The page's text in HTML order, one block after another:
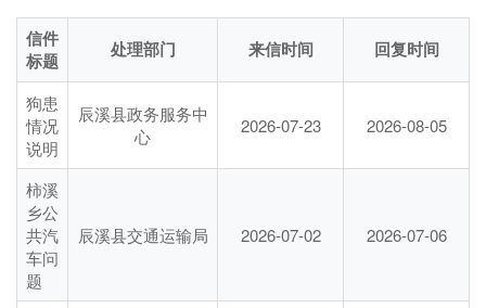
信件
标题
处理部门 来信时间 回复时间
狗患
情况
说明
辰溪县政务服务中
心
2026-07-23 2026-08-05
柿溪
乡公
共汽
车问
题
辰溪县交通运输局 2026-07-02 2026-07-06